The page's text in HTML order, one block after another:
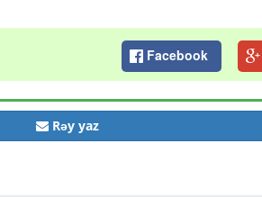
Facebook
Rəy yaz